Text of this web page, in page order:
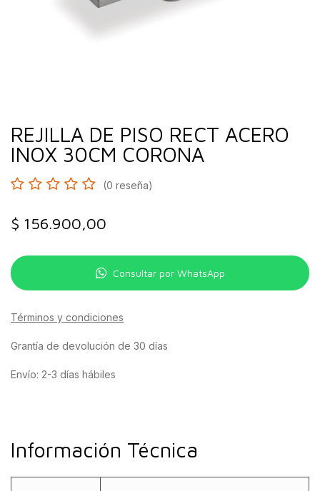
REJILLA DE PISO RECT ACERO
INOX 30CM CORONA
(0 reseña)
$ 156.900,00
Consultar por WhatsApp
Términos y condiciones
Grantía de devolución de 30 días
Envío: 2-3 días hábiles
Información Técnica